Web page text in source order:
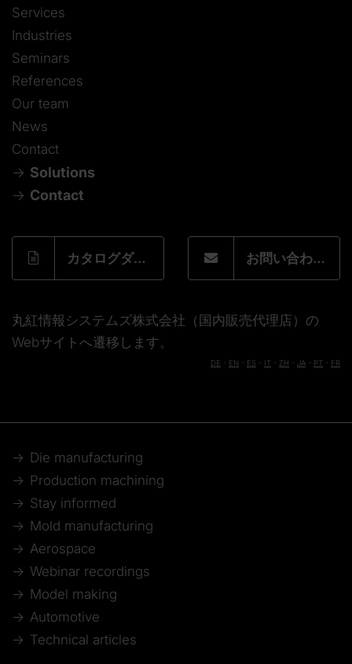
Services
Industries
Seminars
References
Our team
News
Contact
Solutions
Contact
カタログダウンロードフォーム お問い合わせフォーム
丸紅情報システムズ株式会社（国内販売代理店）の
Webサイトへ遷移します。
DE EN ES IT ZH JA PT FR
Die manufacturing
Production machining
Stay informed
Mold manufacturing
Aerospace
Webinar recordings
Model making
Automotive
Technical articles